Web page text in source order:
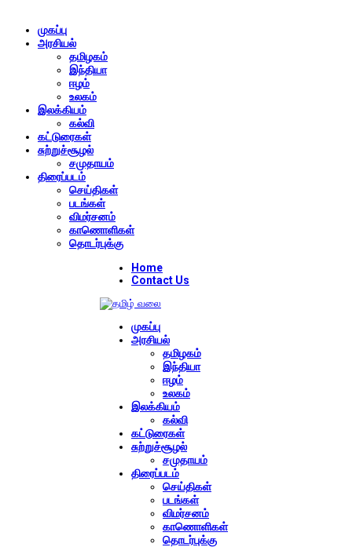
முகப்பு
அரசியல்
தமிழகம்
இந்தியா
ஈழம்
உலகம்
இலக்கியம்
கல்வி
கட்டுரைகள்
சுற்றுச்சூழல்
சமுதாயம்
திரைப்படம்
செய்திகள்
படங்கள்
விமர்சனம்
காணொளிகள்
தொடர்புக்கு
Home
Contact Us
முகப்பு
அரசியல்
தமிழகம்
இந்தியா
ஈழம்
உலகம்
இலக்கியம்
கல்வி
கட்டுரைகள்
சுற்றுச்சூழல்
சமுதாயம்
திரைப்படம்
செய்திகள்
படங்கள்
விமர்சனம்
காணொளிகள்
தொடர்புக்கு